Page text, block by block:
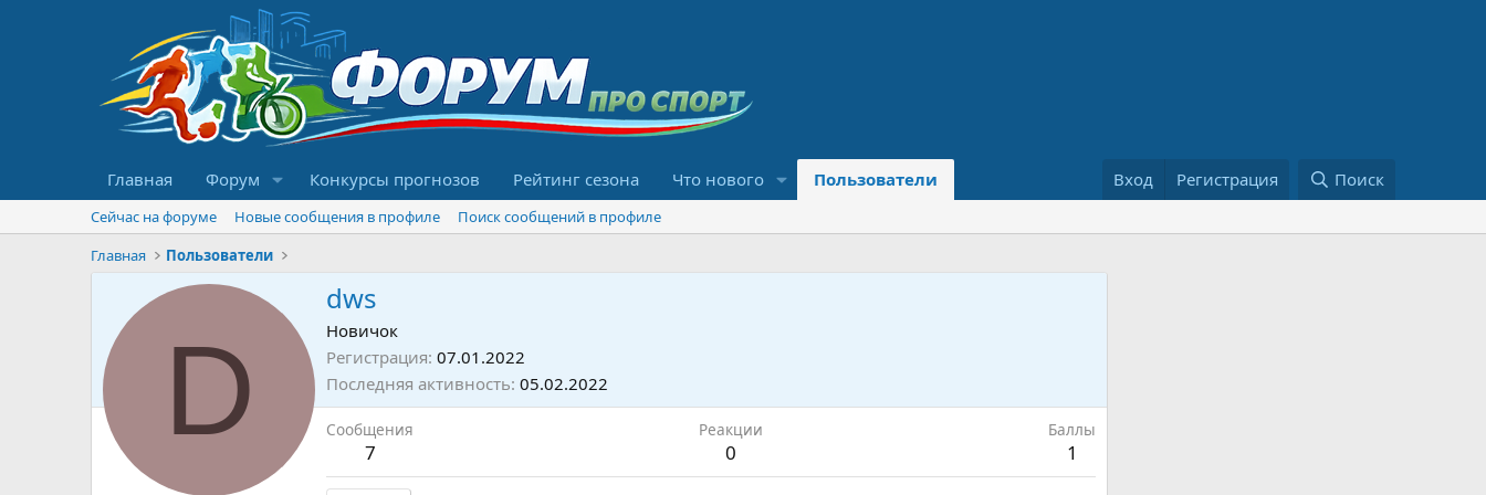
Главная Форум Конкурсы прогнозов Рейтинг сезона Что нового Пользователи Вход Регистрация Поиск
Сейчас на форуме Новые сообщения в профиле
Поиск сообщений в профиле
Главная
Пользователи
D
dws
Новичок
Регистрация 07.01.2022
Последняя активность 05.02.2022
Сообщения
7
Реакции
0
Баллы
1